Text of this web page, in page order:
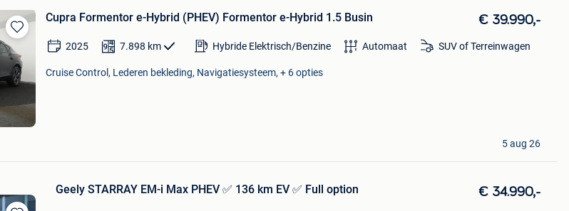
Bewaren
in
Mijn
Favorieten
Cupra Formentor e-Hybrid (PHEV) Formentor e-Hybrid 1.5 Busin € 39.990,-
2025 7.898 km Hybride Elektrisch/Benzine Automaat SUV of Terreinwagen
Cruise Control, Lederen bekleding, Navigatiesysteem, + 6 opties
5 aug 26
Geely STARRAY EM-i Max PHEV ✅ 136 km EV ✅ Full option € 34.990,-